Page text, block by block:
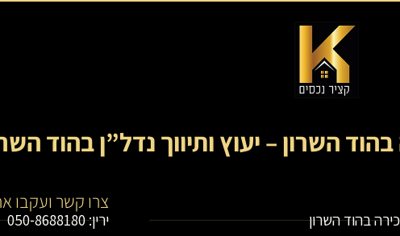
השרון – יעוץ ותיווך נדל”ן בהוד
בהוד השרון
צרו קשר ועקבו
ירין: 050-8688180